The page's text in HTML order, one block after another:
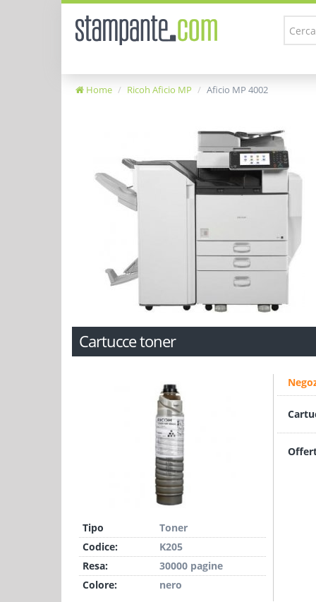
Home Ricoh Aficio MP Aficio MP 4002
Cartucce toner
Tipo
Toner
Codice:
K205
Resa:
30000 pagine
Colore:
nero